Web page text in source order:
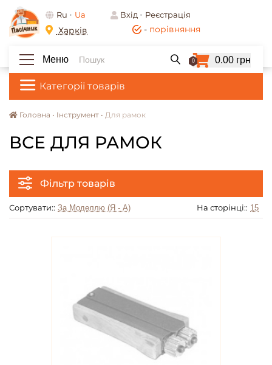
- порівняння
Ru Ua Вхід Реєстрація
Харків
Категорії товарів
Меню 0 0.00 грн
Головна • Інструмент • Для рамок
ВСЕ ДЛЯ РАМОК
Фільтр товарів
Сортувати:: На сторінці::